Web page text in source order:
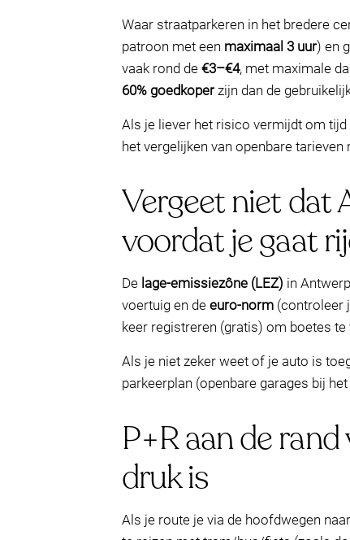
Waar straatparkeren in het bredere
patroon met een maximaal 3 uur) en
vaak rond de €3–€4, met maximale
60% goedkoperzijn dan de
Als je liever het risico vermijdt om
het vergelijken van openbare
Vergeet niet dat
voordat je gaat
De lage-emissiezône (LEZ) in
voertuig en de euro-norm (controleer
keer registreren (gratis) om boetes
Als je niet zeker weet of je auto is
parkeerplan (openbare garages bij
P+R aan de
druk is
Als je route je via de hoofdwegen